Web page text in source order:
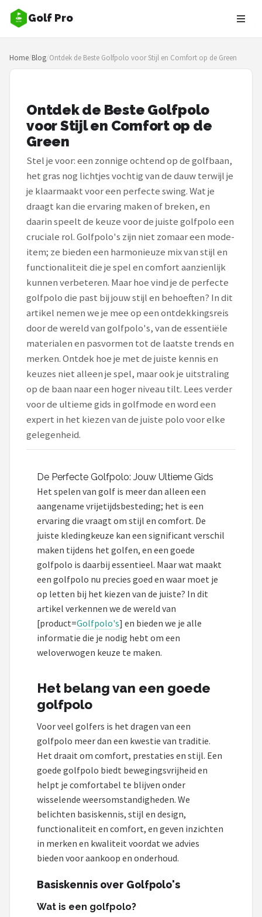
Golf Pro
Zoeken
NAVIGATIE
Merken
Blog
Golfers
Toernooien
Golfsets
Drivers
Putters
Golfschoenen
Shop
POPULAIRE MERKEN
Func Factory
Footjoy
Livano
Nivard
Under Armour
Skymax
Callaway
Wilson
FastFold
Home/Blog/Ontdek de Beste Golfpolo voor Stijl en Comfort op de Green
Ontdek de Beste Golfpolo
voor Stijl en Comfort op de
Green
Stel je voor: een zonnige ochtend op de golfbaan,
het gras nog lichtjes vochtig van de dauw terwijl je
je klaarmaakt voor een perfecte swing. Wat je
draagt kan die ervaring maken of breken, en
daarin speelt de keuze voor de juiste golfpolo een
cruciale rol. Golfpolo's zijn niet zomaar een mode-
item; ze bieden een harmonieuze mix van stijl en
functionaliteit die je spel en comfort aanzienlijk
kunnen verbeteren. Maar hoe vind je de perfecte
golfpolo die past bij jouw stijl en behoeften? In dit
artikel nemen we je mee op een ontdekkingsreis
door de wereld van golfpolo's, van de essentiële
materialen en pasvormen tot de laatste trends en
merken. Ontdek hoe je met de juiste kennis en
keuzes niet alleen je spel, maar ook je uitstraling
op de baan naar een hoger niveau tilt. Lees verder
voor de ultieme gids in golfmode en word een
expert in het kiezen van de juiste polo voor elke
gelegenheid.
De Perfecte Golfpolo: Jouw Ultieme Gids
Het spelen van golf is meer dan alleen een
aangename vrijetijdsbesteding; het is een
ervaring die vraagt om stijl en comfort. De
juiste kledingkeuze kan een significant verschil
maken tijdens het golfen, en een goede
golfpolo is daarbij essentieel. Maar wat maakt
een golfpolo nu precies goed en waar moet je
op letten bij het kiezen van de juiste? In dit
artikel verkennen we de wereld van
[product=Golfpolo's] en bieden we je alle
informatie die je nodig hebt om een
weloverwogen keuze te maken.
Het belang van een goede
golfpolo
Voor veel golfers is het dragen van een
golfpolo meer dan een kwestie van traditie.
Het draait om comfort, prestaties en stijl. Een
goede golfpolo biedt bewegingsvrijheid en
helpt je comfortabel te blijven onder
wisselende weersomstandigheden. We
belichten basiskennis, stijl en design,
functionaliteit en comfort, en geven inzichten
in merken en kwaliteit voordat we advies
bieden voor aankoop en onderhoud.
Basiskennis over Golfpolo's
Wat is een golfpolo?